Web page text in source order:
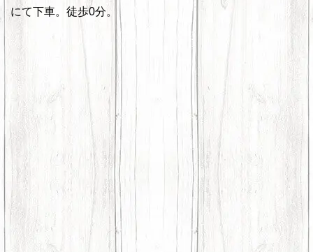
にて下車。徒歩0分。